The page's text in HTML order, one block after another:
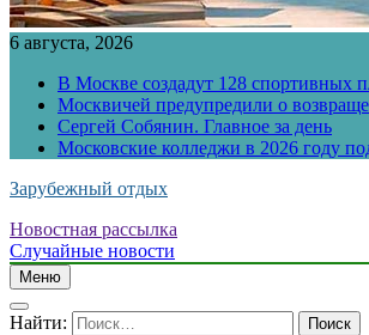
6 августа, 2026
В Москве создадут 128 спортивных
Москвичей предупредили о
Сергей Собянин. Главное за день
Московские колледжи в 2026 году
Зарубежный отдых
Новостная рассылка
Случайные новости
Меню
Найти: